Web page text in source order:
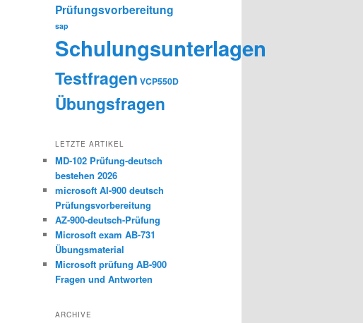
Prüfungsvorbereitung
sap
Schulungsunterlagen
Testfragen VCP550D
Übungsfragen
LETZTE ARTIKEL
MD-102 Prüfung-deutsch
bestehen 2026
microsoft AI-900 deutsch
Prüfungsvorbereitung
AZ-900-deutsch-Prüfung
Microsoft exam AB-731
Übungsmaterial
Microsoft prüfung AB-900
Fragen und Antworten
ARCHIVE